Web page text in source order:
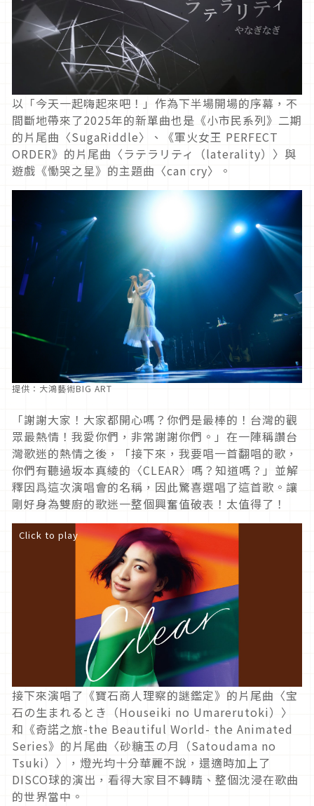
以「今天一起嗨起來吧！」作為下半場開場的序幕，不
間斷地帶來了2025年的新單曲也是《小市民系列》二期
的片尾曲〈SugaRiddle〉、《軍火女王 PERFECT
ORDER》的片尾曲〈ラテラリティ（laterality）〉與
遊戲《慟哭之星》的主題曲〈can cry〉。
提供：大鴻藝術BIG ART
「謝謝大家！大家都開心嗎？你們是最棒的！台灣的觀
眾最熱情！我愛你們，非常謝謝你們。」在一陣稱讚台
灣歌迷的熱情之後，「接下來，我要唱一首翻唱的歌，
你們有聽過坂本真綾的〈CLEAR〉嗎？知道嗎？」並解
釋因爲這次演唱會的名稱，因此驚喜選唱了這首歌。讓
剛好身為雙廚的歌迷一整個興奮值破表！太值得了！
Click to play
接下來演唱了《寶石商人理察的謎鑑定》的片尾曲〈宝
石の生まれるとき（Houseiki no Umarerutoki）〉
和《奇諾之旅-the Beautiful World- the Animated
Series》的片尾曲〈砂糖玉の月（Satoudama no
Tsuki）〉，燈光均十分華麗不說，還適時加上了
DISCO球的演出，看得大家目不轉睛、整個沈浸在歌曲
的世界當中。